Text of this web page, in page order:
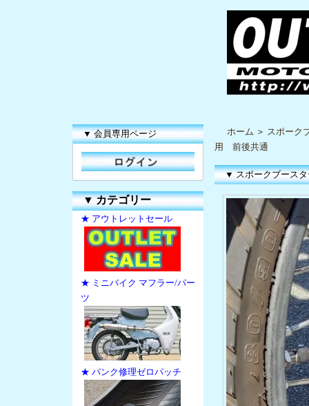
▼ 会員専用ページ
▼カテゴリー
★ アウトレットセール
★ ミニバイク マフラー/パー
ツ
★ パンク修理ゼロパッチ
ホーム ＞ スポーク
用 前後共通
▼ スポークブース